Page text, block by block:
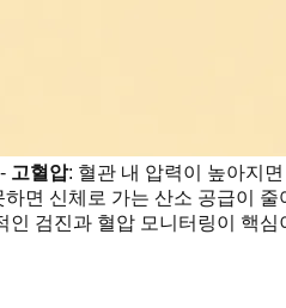
고혈압: 혈관 내 압력이 높아지
면 신체로 가는 산소 공급이 줄
인 검진과 혈압 모니터링이 핵